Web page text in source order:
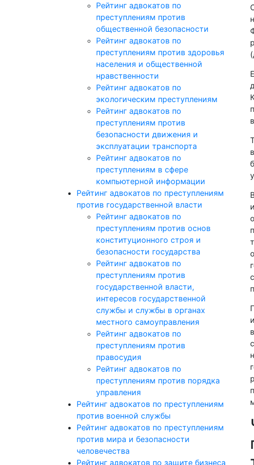
Рейтинг адвокатов по
преступлениям против
общественной безопасности
Рейтинг адвокатов по
преступлениям против здоровья
населения и общественной
нравственности
Рейтинг адвокатов по
экологическим преступлениям
Рейтинг адвокатов по
преступлениям против
безопасности движения и
эксплуатации транспорта
Рейтинг адвокатов по
преступлениям в сфере
компьютерной информации
Рейтинг адвокатов по преступлениям
против государственной власти
Рейтинг адвокатов по
преступлениям против основ
конституционного строя и
безопасности государства
Рейтинг адвокатов по
преступлениям против
государственной власти,
интересов государственной
службы и службы в органах
местного самоуправления
Рейтинг адвокатов по
преступлениям против
правосудия
Рейтинг адвокатов по
преступлениям против порядка
управления
Рейтинг адвокатов по преступлениям
против военной службы
Рейтинг адвокатов по преступлениям
против мира и безопасности
человечества
Рейтинг адвокатов по защите бизнеса